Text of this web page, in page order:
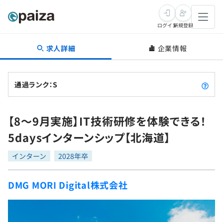
転職・キャリア
転職成功ガイド
転職エージェント
インタビュー
転職成功ガイド
新卒就活
求人検索
本選考
インターン
学習
講座一覧
問題集
スキルチェック
プログラミング言語
ゲーム・マンガ
ログイン新規登録
求人詳細 企業情報
通過ランク：S
【8～9月実施】IT技術研修を体験できる！
5daysインターンシップ【北海道】
インターン 2028年卒
DMG MORI Digital株式会社